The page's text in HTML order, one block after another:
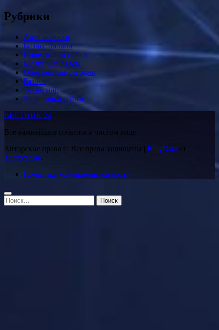
Рубрики
Авто новости
Бизнес онлайн
Инвестиции сейчас
Медицина рядом
Образование сегодня
Разное
Техно мир
Экономика сейчас
ВЕСТНИК 24
Все важнейшие события в чистом виде
Авторские права © Все права защищены | BlogData от
Themeansar.
Политика конфиденциальности
Найти: